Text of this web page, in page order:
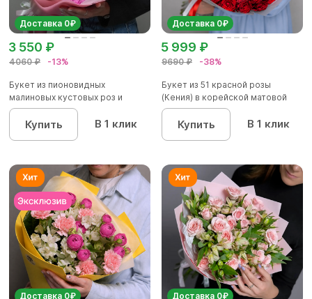
Доставка 0₽
4060 ₽ -13%
3 550 ₽
Букет из пионовидных
малиновых кустовых роз и
альстроме...
Купить В 1 клик
Доставка 0₽
9690 ₽ -38%
5 999 ₽
Букет из 51 красной розы
(Кения) в корейской матовой
уп...
Купить В 1 клик
Доставка 0₽ Доставка 0₽